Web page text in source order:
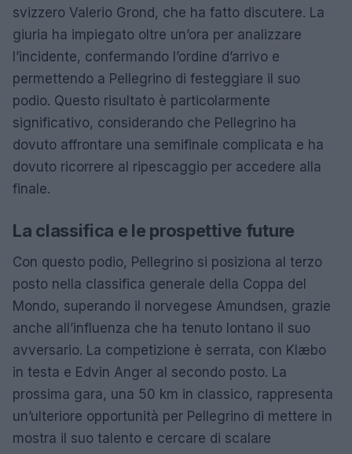
svizzero Valerio Grond, che ha fatto discutere. La
giuria ha impiegato oltre un’ora per analizzare
l’incidente, confermando l’ordine d’arrivo e
permettendo a Pellegrino di festeggiare il suo
podio. Questo risultato è particolarmente
significativo, considerando che Pellegrino ha
dovuto affrontare una semifinale complicata e ha
dovuto ricorrere al ripescaggio per accedere alla
finale.
La classifica e le prospettive future
Con questo podio, Pellegrino si posiziona al terzo
posto nella classifica generale della Coppa del
Mondo, superando il norvegese Amundsen, grazie
anche all’influenza che ha tenuto lontano il suo
avversario. La competizione è serrata, con Klæbo
in testa e Edvin Anger al secondo posto. La
prossima gara, una 50 km in classico, rappresenta
un’ulteriore opportunità per Pellegrino di mettere in
mostra il suo talento e cercare di scalare